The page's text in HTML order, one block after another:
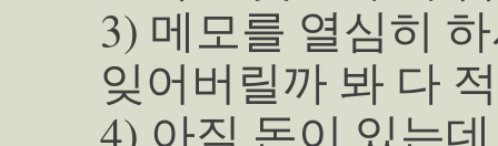
3) 메모를 열심히
잊어버릴까 봐 다
4) 아직 돈이 있는